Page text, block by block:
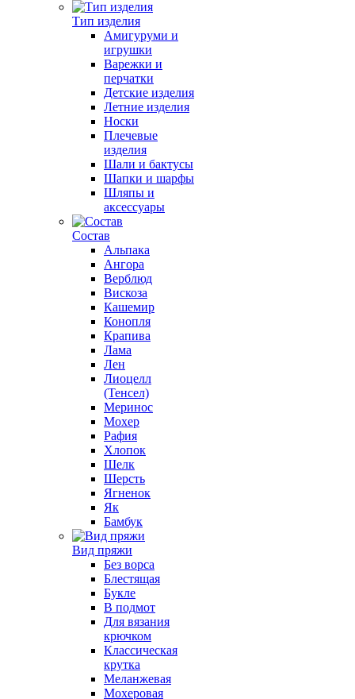
Тип изделия
Амигуруми и
игрушки
Варежки и
перчатки
Детские изделия
Летние изделия
Носки
Плечевые
изделия
Шали и бактусы
Шапки и шарфы
Шляпы и
аксессуары
Состав
Альпака
Ангора
Верблюд
Вискоза
Кашемир
Конопля
Крапива
Лама
Лен
Лиоцелл
(Тенсел)
Меринос
Мохер
Рафия
Хлопок
Шелк
Шерсть
Ягненок
Як
Бамбук
Вид пряжи
Без ворса
Блестящая
Букле
В подмот
Для вязания
крючком
Классическая
крутка
Меланжевая
Мохеровая